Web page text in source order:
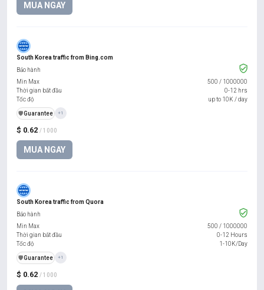
MUA NGAY
South Korea traffic from Bing.com
$ 0.62 / 1000
MUA NGAY
Bảo hành
Min Max
500 / 1000000
Thời gian bắt đầu
0-12 hrs
Tốc độ
up to 10K / day
️🛡️Guarantee +1
South Korea traffic from Quora
$ 0.62 / 1000
Bảo hành
Min Max
500 / 1000000
Thời gian bắt đầu
0-12 Hours
Tốc độ
1-10K/Day
️🛡️Guarantee +1